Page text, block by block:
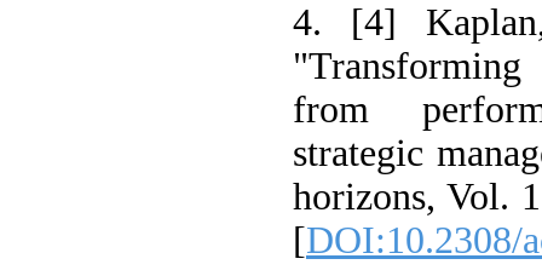
4. [4]
from
strategic
horizons, Vol.
[DOI:10.2308/